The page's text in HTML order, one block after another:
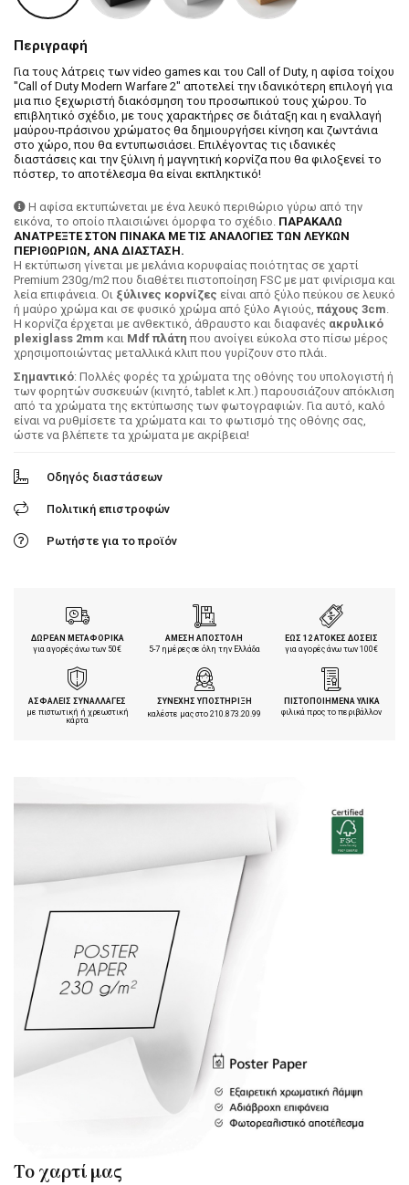
Περιγραφή
Για τους λάτρεις των video games και του Call of Duty, η αφίσα τοίχου
"Call of Duty Modern Warfare 2" αποτελεί την ιδανικότερη επιλογή για
μια πιο ξεχωριστή διακόσμηση του προσωπικού τους χώρου. Το
επιβλητικό σχέδιο, με τους χαρακτήρες σε διάταξη και η εναλλαγή
μαύρου-πράσινου χρώματος θα δημιουργήσει κίνηση και ζωντάνια
στο χώρο, που θα εντυπωσιάσει. Επιλέγοντας τις ιδανικές
διαστάσεις και την ξύλινη ή μαγνητική κορνίζα που θα φιλοξενεί το
πόστερ, το αποτέλεσμα θα είναι εκπληκτικό!
Η αφίσα εκτυπώνεται με ένα λευκό περιθώριο γύρω από την
εικόνα, το οποίο πλαισιώνει όμορφα το σχέδιο. ΠΑΡΑΚΑΛΩ
ΑΝΑΤΡΕΞΤΕ ΣΤΟΝ ΠΙΝΑΚΑ ΜΕ ΤΙΣ ΑΝΑΛΟΓΙΕΣ ΤΩΝ ΛΕΥΚΩΝ
ΠΕΡΙΘΩΡΙΩΝ, ΑΝΑ ΔΙΑΣΤΑΣΗ.
H εκτύπωση γίνεται με μελάνια κορυφαίας ποιότητας σε χαρτί
Premium 230g/m2 που διαθέτει πιστοποίηση FSC με ματ φινίρισμα και
λεία επιφάνεια. Οι ξύλινες κορνίζες είναι από ξύλο πεύκου σε λευκό
ή μαύρο χρώμα και σε φυσικό χρώμα από ξύλο Αγιούς, πάχους 3cm.
Η κορνίζα έρχεται με ανθεκτικό, άθραυστο και διαφανές ακρυλικό
plexiglass 2mm και Mdf πλάτη που ανοίγει εύκολα στο πίσω μέρος
χρησιμοποιώντας μεταλλικά κλιπ που γυρίζουν στο πλάι.
Σημαντικό: Πολλές φορές τα χρώματα της οθόνης του υπολογιστή ή
των φορητών συσκευών (κινητό, tablet κ.λπ.) παρουσιάζουν απόκλιση
από τα χρώματα της εκτύπωσης των φωτογραφιών. Για αυτό, καλό
είναι να ρυθμίσετε τα χρώματα και το φωτισμό της οθόνης σας,
ώστε να βλέπετε τα χρώματα με ακρίβεια!
Οδηγός διαστάσεων
Πολιτική επιστροφών
Ρωτήστε για το προϊόν
ΔΩΡΕΑΝ ΜΕΤΑΦΟΡΙΚΑ
για αγορές άνω των 50€
ΑΜΕΣΗ ΑΠΟΣΤΟΛΗ
5-7 ημέρες σε όλη την Ελλάδα
ΕΩΣ 12 ΑΤΟΚΕΣ ΔΟΣΕΙΣ
για αγορές άνω των 100€
ΑΣΦΑΛΕΙΣ ΣΥΝΑΛΛΑΓΕΣ
με πιστωτική ή χρεωστική
κάρτα
ΣΥΝΕΧΗΣ ΥΠΟΣΤΗΡΙΞΗ
καλέστε μας στο210.873.20.99
ΠΙΣΤΟΠΟΙΗΜΕΝΑ ΥΛΙΚΑ
φιλικά προς το περιβάλλον
Το χαρτί μας